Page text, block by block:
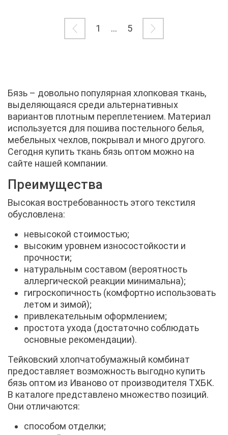
1 ... 5
Бязь – довольно популярная хлопковая ткань,
выделяющаяся среди альтернативных
вариантов плотным переплетением. Материал
используется для пошива постельного белья,
мебельных чехлов, покрывал и много другого.
Сегодня купить ткань бязь оптом можно на
сайте нашей компании.
Преимущества
Высокая востребованность этого текстиля
обусловлена:
невысокой стоимостью;
высоким уровнем износостойкости и
прочности;
натуральным составом (вероятность
аллергической реакции минимальна);
гигроскопичность (комфортно использовать
летом и зимой);
привлекательным оформлением;
простота ухода (достаточно соблюдать
основные рекомендации).
Тейковский хлопчатобумажный комбинат
предоставляет возможность выгодно купить
бязь оптом из Иваново от производителя ТХБК.
В каталоге представлено множество позиций.
Они отличаются:
способом отделки;